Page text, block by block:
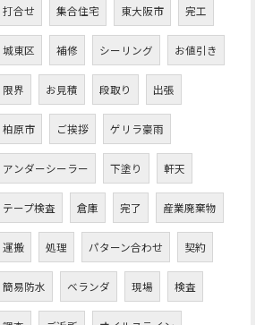
打合せ 集合住宅 東大阪市 完工
城東区 補修 シーリング お値引き
限界 お見積 段取り 出張
柏原市 ご挨拶 ゲリラ豪雨
アンダーシーラー 下塗り 軒天
テープ検査 倉庫 完了 産業廃棄物
運搬 処理 パターン合わせ 契約
簡易防水 ベランダ 現場 検査